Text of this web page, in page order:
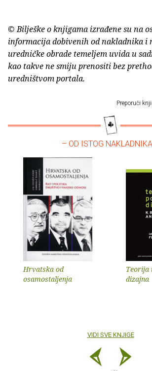
© Bilješke o knjigama izrađene su na
informacija dobivenih od nakladnika i
uredničke obrade temeljem uvida u
kao takve ne smiju prenositi bez
uredništvom portala.
Preporuči
– OD ISTOG
Hrvatska od
osamostaljenja
Teorija
dizajna
VIDI SVE KNJIGE